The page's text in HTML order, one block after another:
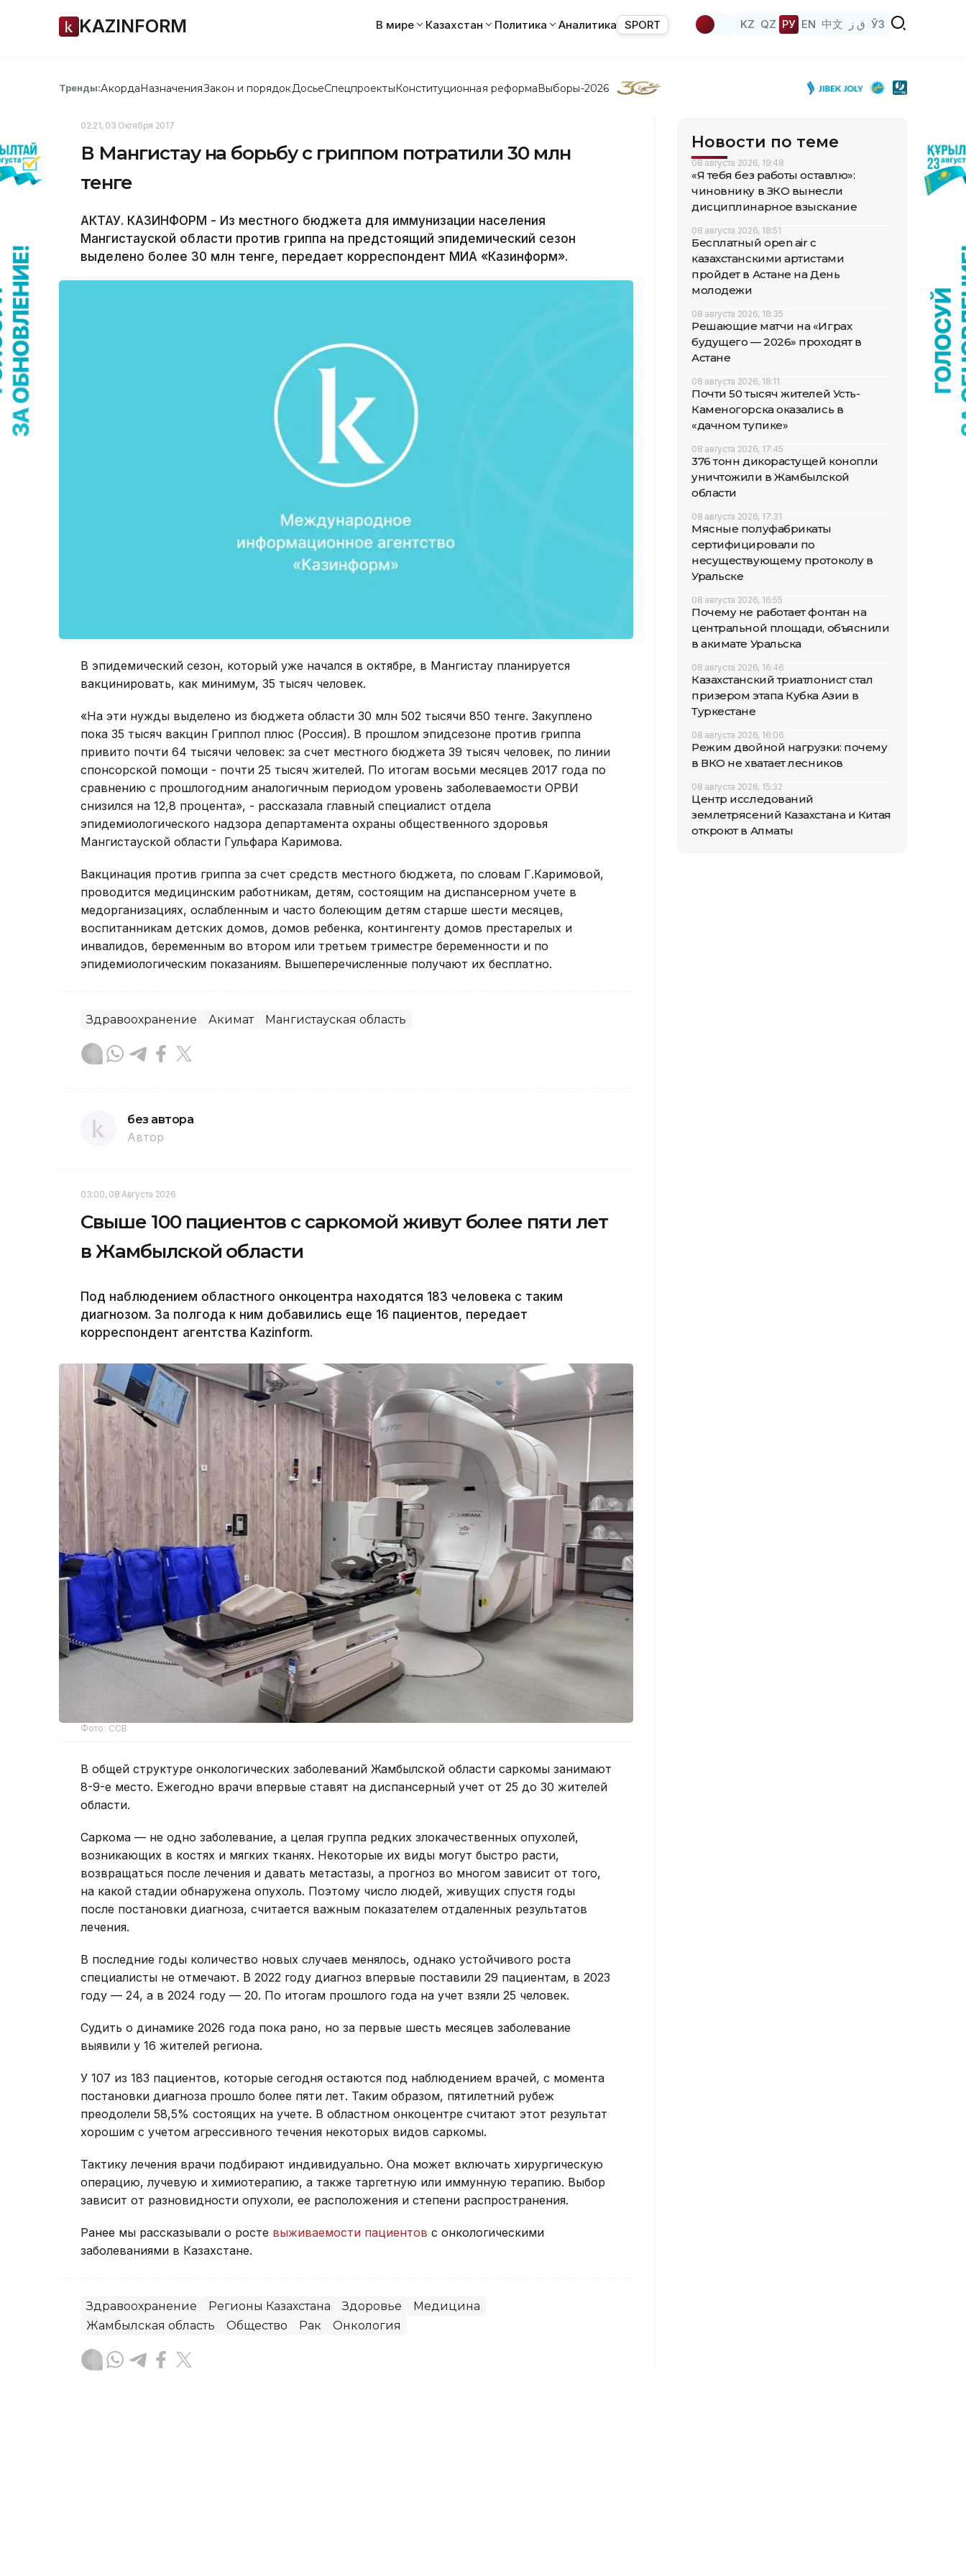
KAZINFORM В мире Казахстан Политика Аналитика SPORT KZ QZ РУ EN 中文 ق ز ЎЗ
Тренды:АкордаНазначенияЗакон и порядок ДосьеСпецпроектыКонституционная реформаВыборы-2026
02:21, 03 Октября 2017
В Мангистау на борьбу с гриппом потратили 30 млн
тенге
АКТАУ. КАЗИНФОРМ - Из местного бюджета для иммунизации населения
Мангистауской области против гриппа на предстоящий эпидемический сезон
выделено более 30 млн тенге, передает корреспондент МИА «Казинформ».
В эпидемический сезон, который уже начался в октябре, в Мангистау планируется
вакцинировать, как минимум, 35 тысяч человек.
«На эти нужды выделено из бюджета области 30 млн 502 тысячи 850 тенге. Закуплено
пока 35 тысяч вакцин Гриппол плюс (Россия). В прошлом эпидсезоне против гриппа
привито почти 64 тысячи человек: за счет местного бюджета 39 тысяч человек, по линии
спонсорской помощи - почти 25 тысяч жителей. По итогам восьми месяцев 2017 года по
сравнению с прошлогодним аналогичным периодом уровень заболеваемости ОРВИ
снизился на 12,8 процента», - рассказала главный специалист отдела
эпидемиологического надзора департамента охраны общественного здоровья
Мангистауской области Гульфара Каримова.
Вакцинация против гриппа за счет средств местного бюджета, по словам Г.Каримовой,
проводится медицинским работникам, детям, состоящим на диспансерном учете в
медорганизациях, ослабленным и часто болеющим детям старше шести месяцев,
воспитанникам детских домов, домов ребенка, контингенту домов престарелых и
инвалидов, беременным во втором или третьем триместре беременности и по
эпидемиологическим показаниям. Вышеперечисленные получают их бесплатно.
Здравоохранение Акимат Мангистауская область
без автора
Автор
03:00, 08 Августа 2026
Свыше 100 пациентов с саркомой живут более пяти лет
в Жамбылской области
Под наблюдением областного онкоцентра находятся 183 человека с таким
диагнозом. За полгода к ним добавились еще 16 пациентов, передает
корреспондент агентства Kazinform.
Фото: ССВ
В общей структуре онкологических заболеваний Жамбылской области саркомы занимают
8-9-е место. Ежегодно врачи впервые ставят на диспансерный учет от 25 до 30 жителей
области.
Саркома — не одно заболевание, а целая группа редких злокачественных опухолей,
возникающих в костях и мягких тканях. Некоторые их виды могут быстро расти,
возвращаться после лечения и давать метастазы, а прогноз во многом зависит от того,
на какой стадии обнаружена опухоль. Поэтому число людей, живущих спустя годы
после постановки диагноза, считается важным показателем отдаленных результатов
лечения.
В последние годы количество новых случаев менялось, однако устойчивого роста
специалисты не отмечают. В 2022 году диагноз впервые поставили 29 пациентам, в 2023
году — 24, а в 2024 году — 20. По итогам прошлого года на учет взяли 25 человек.
Судить о динамике 2026 года пока рано, но за первые шесть месяцев заболевание
выявили у 16 жителей региона.
У 107 из 183 пациентов, которые сегодня остаются под наблюдением врачей, с момента
постановки диагноза прошло более пяти лет. Таким образом, пятилетний рубеж
преодолели 58,5% состоящих на учете. В областном онкоцентре считают этот результат
хорошим с учетом агрессивного течения некоторых видов саркомы.
Тактику лечения врачи подбирают индивидуально. Она может включать хирургическую
операцию, лучевую и химиотерапию, а также таргетную или иммунную терапию. Выбор
зависит от разновидности опухоли, ее расположения и степени распространения.
Ранее мы рассказывали о росте выживаемости пациентов с онкологическими
заболеваниями в Казахстане.
Здравоохранение Регионы Казахстана Здоровье
Медицина
Жамбылская область
Общество Рак Онкология
Новости по теме
08 августа 2026, 19:48
«Я тебя без работы оставлю»:
чиновнику в ЗКО вынесли
дисциплинарное взыскание
08 августа 2026, 18:51
Бесплатный open air с
казахстанскими артистами
пройдет в Астане на День
молодежи
08 августа 2026, 18:35
Решающие матчи на «Играх
будущего — 2026» проходят в
Астане
08 августа 2026, 18:11
Почти 50 тысяч жителей Усть-
Каменогорска оказались в
«дачном тупике»
08 августа 2026, 17:45
376 тонн дикорастущей конопли
уничтожили в Жамбылской
области
08 августа 2026, 17:31
Мясные полуфабрикаты
сертифицировали по
несуществующему протоколу в
Уральске
08 августа 2026, 16:55
Почему не работает фонтан на
центральной площади, объяснили
в акимате Уральска
08 августа 2026, 16:46
Казахстанский триатлонист стал
призером этапа Кубка Азии в
Туркестане
08 августа 2026, 16:06
Режим двойной нагрузки: почему
в ВКО не хватает лесников
08 августа 2026, 15:32
Центр исследований
землетрясений Казахстана и Китая
откроют в Алматы